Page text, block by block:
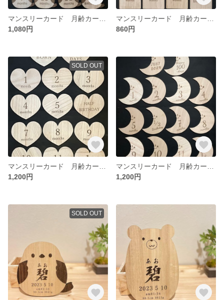
1,080円
860円
SOLD OUT
1,200円
1,200円
SOLD OUT